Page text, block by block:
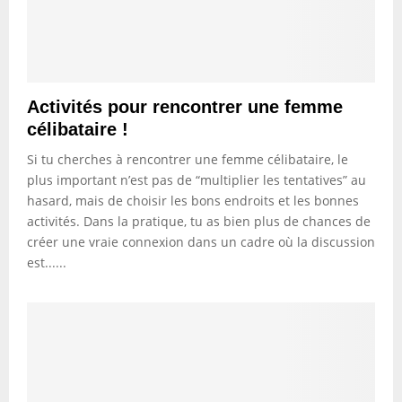
Activités pour rencontrer une femme
célibataire !
Si tu cherches à rencontrer une femme célibataire, le
plus important n’est pas de “multiplier les tentatives” au
hasard, mais de choisir les bons endroits et les bonnes
activités. Dans la pratique, tu as bien plus de chances de
créer une vraie connexion dans un cadre où la discussion
est......